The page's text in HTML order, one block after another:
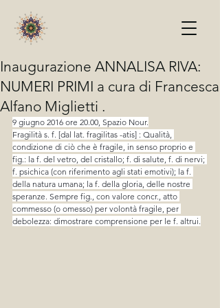
Inaugurazione ANNALISA RIVA:
NUMERI PRIMI a cura di Francesca
Alfano Miglietti .
9 giugno 2016 ore 20.00, Spazio Nour.
Fragilità s. f. [dal lat. fragilitas -atis] : Qualità,
condizione di ciò che è fragile, in senso proprio e
fig.: la f. del vetro, del cristallo; f. di salute, f. di nervi;
f. psichica (con riferimento agli stati emotivi); la f.
della natura umana; la f. della gloria, delle nostre
speranze. Sempre fig., con valore concr., atto
commesso (o omesso) per volontà fragile, per
debolezza: dimostrare comprensione per le f. altrui.